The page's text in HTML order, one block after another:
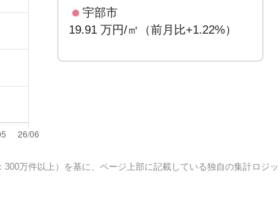
宇部市
19.91 万円/㎡（前月比+1.22%）
万件以上）を基に、ページ上部に記載している独自の集計ロジッ